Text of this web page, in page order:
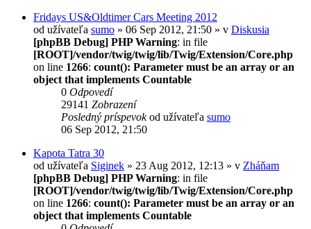
Fridays US&Oldtimer Cars Meeting 2012
od užívateľa sumo » 06 Sep 2012, 21:50 » v Diskusia
[phpBB Debug] PHP Warning: in file
[ROOT]/vendor/twig/twig/lib/Twig/Extension/Core.php
on line 1266: count(): Parameter must be an array or an
object that implements Countable
0 Odpovedí
29141 Zobrazení
Posledný príspevokod užívateľa sumo
06 Sep 2012, 21:50
Kapota Tatra 30
od užívateľa Siginek » 23 Aug 2012, 12:13 » v Zháňam
[phpBB Debug] PHP Warning: in file
[ROOT]/vendor/twig/twig/lib/Twig/Extension/Core.php
on line 1266: count(): Parameter must be an array or an
object that implements Countable